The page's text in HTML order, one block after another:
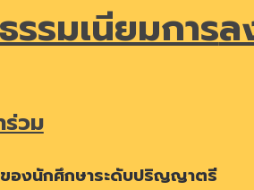
รรมเนียมการล
ร่วม
องนักศึกษาระดับปริญญาตรี